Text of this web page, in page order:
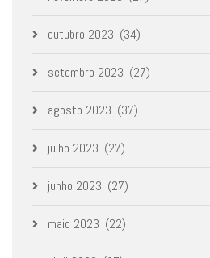
outubro 2023 (34)
setembro 2023 (27)
agosto 2023 (37)
julho 2023 (27)
junho 2023 (27)
maio 2023 (22)